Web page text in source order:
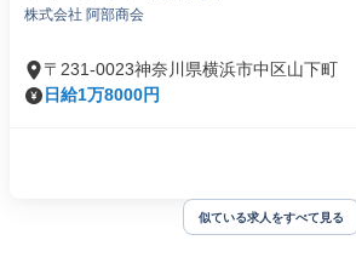
株式会社 阿部商会
〒231-0023神奈川県横浜市中区山下町
日給1万8000円
似ている求人をすべて見る